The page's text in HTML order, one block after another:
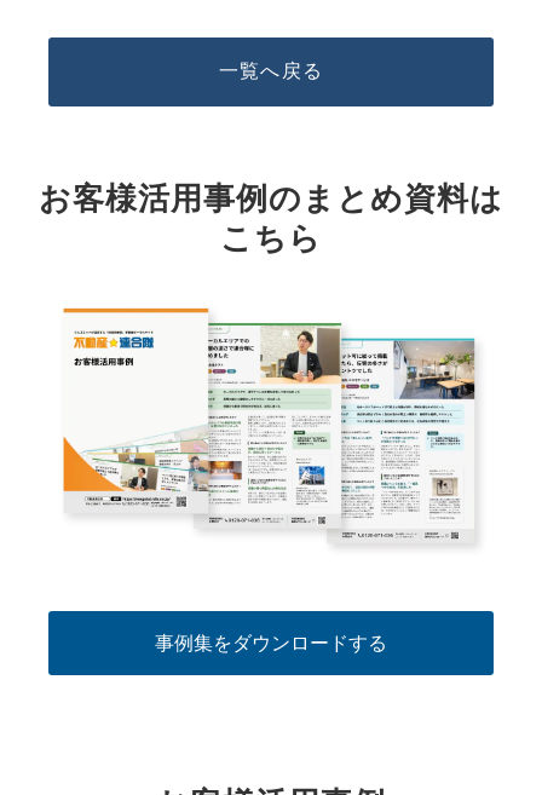
一覧へ戻る
お客様活用事例のまとめ資料は
こちら
事例集をダウンロードする